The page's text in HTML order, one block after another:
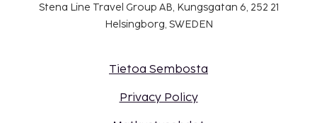
Stena Line Travel Group AB, Kungsgatan 6, 252 21
Helsingborg, SWEDEN
Tietoa Sembosta
Privacy Policy